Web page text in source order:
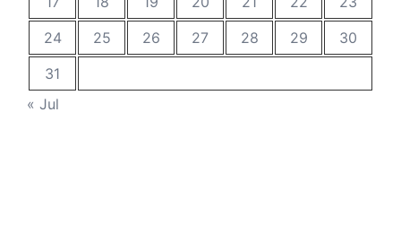
24
25 26 27 28 29
30
31
« Jul